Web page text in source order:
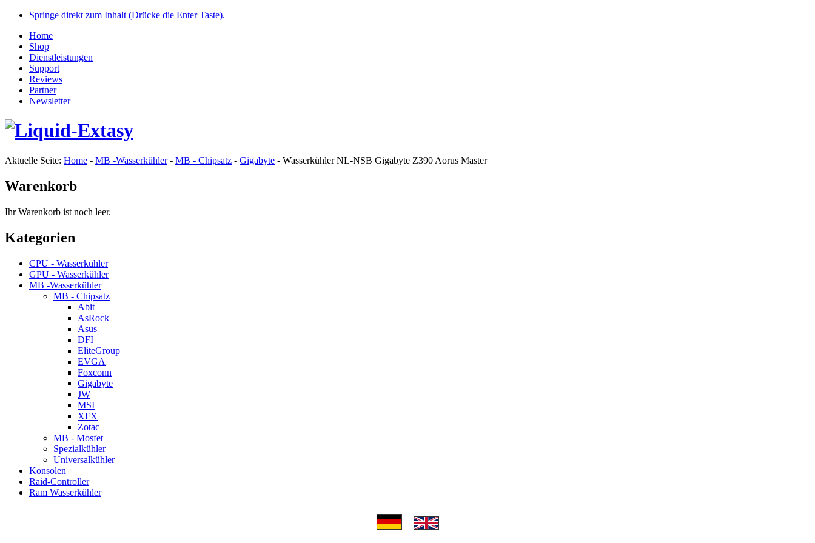
Springe direkt zum Inhalt (Drücke die Enter Taste).
Home
Shop
Dienstleistungen
Support
Reviews
Partner
Newsletter
Aktuelle Seite: Home - MB -Wasserkühler- MB - Chipsatz - Gigabyte - Wasserkühler NL-NSB Gigabyte Z390 Aorus Master
Warenkorb
Ihr Warenkorb ist noch leer.
Kategorien
CPU - Wasserkühler
GPU - Wasserkühler
MB -Wasserkühler
MB - Chipsatz
Abit
AsRock
Asus
DFI
EliteGroup
EVGA
Foxconn
Gigabyte
JW
MSI
XFX
Zotac
MB - Mosfet
Spezialkühler
Universalkühler
Konsolen
Raid-Controller
Ram Wasserkühler